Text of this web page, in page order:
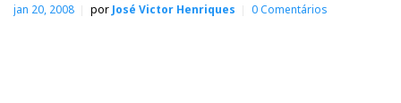
jan 20, 2008 por José Victor Henriques 0 Comentários